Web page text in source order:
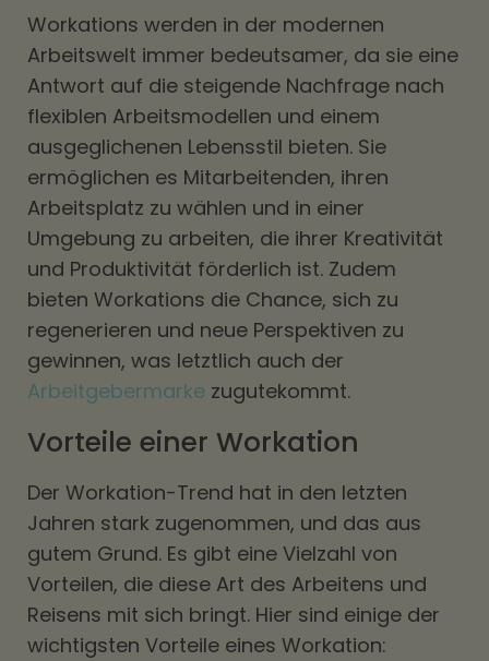
Workations werden in der modernen
Arbeitswelt immer bedeutsamer, da sie eine
Antwort auf die steigende Nachfrage nach
flexiblen Arbeitsmodellen und einem
ausgeglichenen Lebensstil bieten. Sie
ermöglichen es Mitarbeitenden, ihren
Arbeitsplatz zu wählen und in einer
Umgebung zu arbeiten, die ihrer Kreativität
und Produktivität förderlich ist. Zudem
bieten Workations die Chance, sich zu
regenerieren und neue Perspektiven zu
gewinnen, was letztlich auch der
Arbeitgebermarke zugutekommt.
Vorteile einer Workation
Der Workation-Trend hat in den letzten
Jahren stark zugenommen, und das aus
gutem Grund. Es gibt eine Vielzahl von
Vorteilen, die diese Art des Arbeitens und
Reisens mit sich bringt. Hier sind einige der
wichtigsten Vorteile eines Workation: